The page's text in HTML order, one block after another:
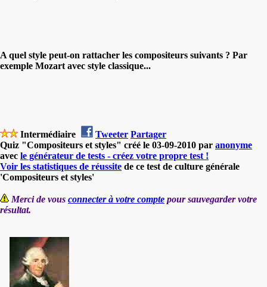
A quel style peut-on rattacher les compositeurs suivants ? Par
exemple Mozart avec style classique...
Intermédiaire Tweeter Partager
Quiz "Compositeurs et styles" créé le 03-09-2010 par anonyme
avec le générateur de tests - créez votre propre test !
Voir les statistiques de réussite de ce test de culture générale
'Compositeurs et styles'
Merci de vous connecter à votre compte pour sauvegarder votre
résultat.